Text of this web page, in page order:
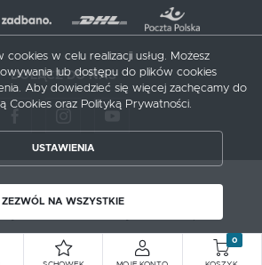
DOŁĄCZ DO NAS
by meblecentrum.com.pl
0
cookies w celu realizacji usług. Możesz
lub dostępu do plików cookies
Aby dowiedzieć się więcej zachęcamy do
Cookies oraz Polityką Prywatności.
USTAWIENIA
ZEZWÓL NA WSZYSTKIE
ZAPISZ WYBRANE